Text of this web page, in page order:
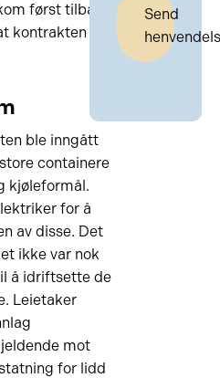
først tilbake
kontrakten ble
ble inngått
containere
kjøleformål.
for å
av disse. Det
ikke var nok
å idriftsette de
Leietaker
mot
for lidd
Send